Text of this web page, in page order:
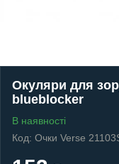
Окуляри для
blueblocker
В наявності
Код: Очки Verse